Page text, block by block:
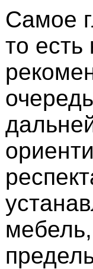
Самое
то есть